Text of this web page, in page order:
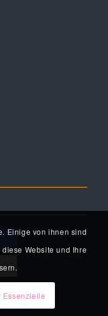
Einige von ihnen sind
Website und Ihre
Essenzielle